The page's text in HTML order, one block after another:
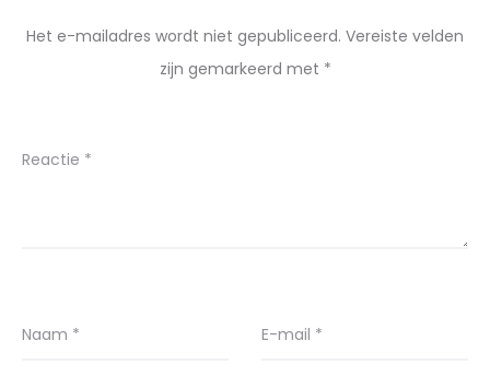
Het e-mailadres wordt niet gepubliceerd. Vereiste velden
zijn gemarkeerd met *
Reactie *
Naam * E-mail *